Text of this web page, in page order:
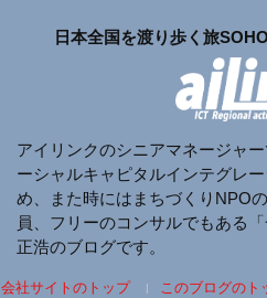
日本全国を渡り歩く旅
アイリンクのシニアマネージャ
ーシャルキャピタルインテグレ
め、また時にはまちづくりNPO
員、フリーのコンサルでもある
正浩のブログです。
会社サイトのトップ このブログのト